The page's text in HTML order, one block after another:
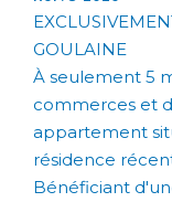
GOULAINE
À seulement 5
commerces et
appartement
résidence
Bénéficiant